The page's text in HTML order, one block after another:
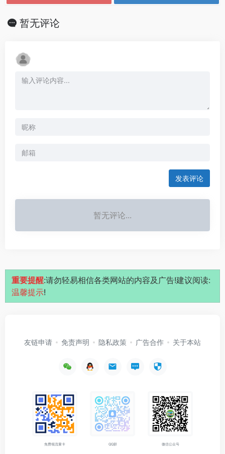
暂无评论
发表评论
暂无评论...
重要提醒:请勿轻易相信各类网站的内容及广告!建议阅读:
温馨提示!
友链申请 免责声明 隐私政策 广告合作 关于本站
免费领流量卡 QQ群 微信公众号